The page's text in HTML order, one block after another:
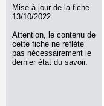
Mise à jour de la fiche
13/10/2022
Attention, le contenu de
cette fiche ne reflète
pas nécessairement le
dernier état du savoir.